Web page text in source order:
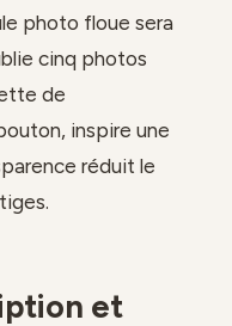
photo floue sera
cinq photos
de
inspire une
réduit le
et